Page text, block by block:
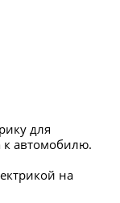
для
к автомобилю.
на